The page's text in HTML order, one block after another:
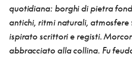
quotidiana: borghi di pietra
antichi, ritmi naturali,
ispirato scrittori e registi.
abbracciato alla collina. Fu